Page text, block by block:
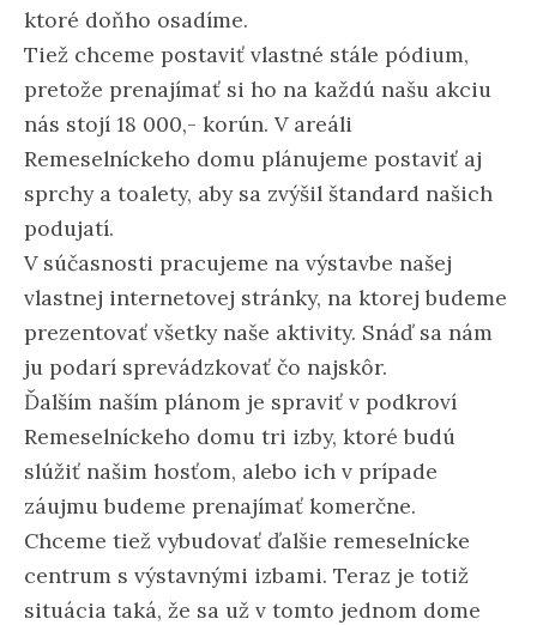
ktoré doňho osadíme.
Tiež chceme postaviť vlastné stále pódium,
pretože prenajímať si ho na každú našu akciu
nás stojí 18 000,- korún. V areáli
Remeselníckeho domu plánujeme postaviť aj
sprchy a toalety, aby sa zvýšil štandard našich
podujatí.
V súčasnosti pracujeme na výstavbe našej
vlastnej internetovej stránky, na ktorej budeme
prezentovať všetky naše aktivity. Snáď sa nám
ju podarí sprevádzkovať čo najskôr.
Ďalším naším plánom je spraviť v podkroví
Remeselníckeho domu tri izby, ktoré budú
slúžiť našim hosťom, alebo ich v prípade
záujmu budeme prenajímať komerčne.
Chceme tiež vybudovať ďalšie remeselnícke
centrum s výstavnými izbami. Teraz je totiž
situácia taká, že sa už v tomto jednom dome